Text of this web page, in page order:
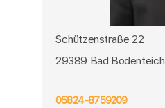
Schützenstraße 22
29389 Bad Bodenteich
05824-8759209